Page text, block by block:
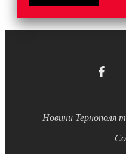
Новини Тернополя